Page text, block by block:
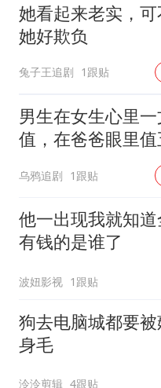
她看起来老实，
她好欺负
兔子王追剧 1跟贴
男生在女生心里
值，在爸爸眼里
乌鸦追剧 1跟贴
他一出现我就知
有钱的是谁了
波妞影视 1跟贴
狗去电脑城都要
身毛
泠泠剪辑 4跟贴